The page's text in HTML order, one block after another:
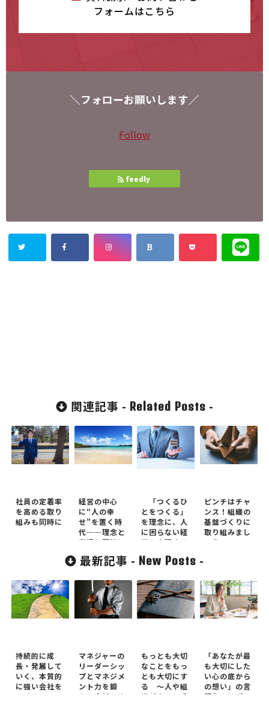
フォームはこちら
＼フォローお願いします／
Follow
feedly
関連記事 - Related Posts -
社員の定着率
を高める取り
組みも同時に
経営の中心
に“人の幸
せ”を置く時
代──理念と
業績を同時に
「つくるひ
とをつくる」
を理念に、人
に困らない経
営を実現する
社員の幸福を
好循環を生み
出す「ホンモ
ノの理念経
営」事例 ～
ピンチはチャ
ンス！組織の
基盤づくりに
取り組みまし
ょう
最新記事 - New Posts -
持続的に成
長・発展して
いく、本質的
に強い会社を
つくる ～
マネジャーの
リーダーシッ
プとマネジメ
ント力を鍛
え、会社を強
もっとも大切
なことをもっ
とも大切にす
る ～人や組
織が幸せと成
「あなたが最
も大切にした
い心の底から
の想い」の言
語化をサポー